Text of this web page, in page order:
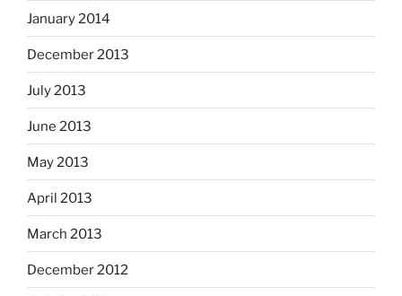
January 2014
December 2013
July 2013
June 2013
May 2013
April 2013
March 2013
December 2012